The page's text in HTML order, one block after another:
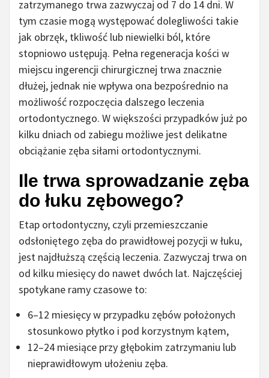
zatrzymanego trwa zazwyczaj od 7 do 14 dni. W
tym czasie mogą występować dolegliwości takie
jak obrzęk, tkliwość lub niewielki ból, które
stopniowo ustępują. Pełna regeneracja kości w
miejscu ingerencji chirurgicznej trwa znacznie
dłużej, jednak nie wpływa ona bezpośrednio na
możliwość rozpoczęcia dalszego leczenia
ortodontycznego. W większości przypadków już po
kilku dniach od zabiegu możliwe jest delikatne
obciążanie zęba siłami ortodontycznymi.
Ile trwa sprowadzanie zęba
do łuku zębowego?
Etap ortodontyczny, czyli przemieszczanie
odsłoniętego zęba do prawidłowej pozycji w łuku,
jest najdłuższą częścią leczenia. Zazwyczaj trwa on
od kilku miesięcy do nawet dwóch lat. Najczęściej
spotykane ramy czasowe to:
6–12 miesięcy w przypadku zębów położonych
stosunkowo płytko i pod korzystnym kątem,
12–24 miesiące przy głębokim zatrzymaniu lub
nieprawidłowym ułożeniu zęba.